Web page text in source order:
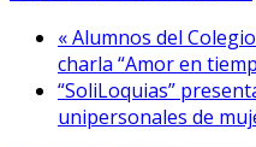
« Alumnos del
charla “Amor en
“SoliLoquias”
unipersonales de